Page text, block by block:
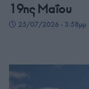
19ης Μαΐου
25/07/2026 - 3:58μμ